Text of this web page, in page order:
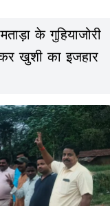
के गुहियाजोरी
खुशी का इजहार